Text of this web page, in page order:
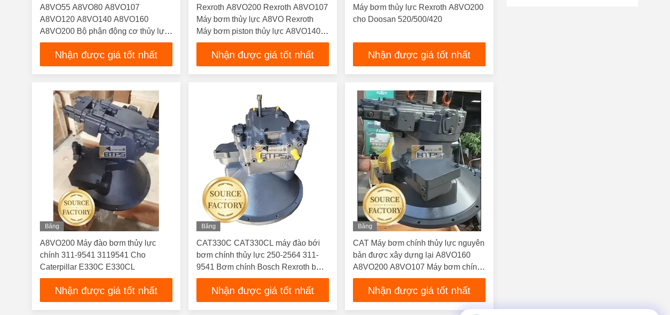
A8VO55 A8VO80 A8VO107
A8VO120 A8VO140 A8VO160
A8VO200 Bộ phận động cơ thủy lực
với bộ phận phụ tùng bơm Rexroth
Nhận được giá tốt nhất
Rexroth A8VO200 Rexroth A8VO107
Máy bơm thủy lực A8VO Rexroth
Máy bơm piston thủy lực A8VO140
A8VO200 A8VO55
Nhận được giá tốt nhất
Máy bơm thủy lực Rexroth A8VO200
cho Doosan 520/500/420
Nhận được giá tốt nhất
Băng
A8VO200 Máy đào bơm thủy lực
chính 311-9541 3119541 Cho
Caterpillar E330C E330CL
Nhận được giá tốt nhất
Băng
CAT330C CAT330CL máy đào bới
bơm chính thủy lực 250-2564 311-
9541 Bơm chính Bosch Rexroth bơm
A8VO200
Nhận được giá tốt nhất
Băng
CAT Máy bơm chính thủy lực nguyên
bản được xây dựng lại A8VO160
A8VO200 A8VO107 Máy bơm chính
123-2233 cho máy đào E320B
E325B E325BL
Nhận được giá tốt nhất